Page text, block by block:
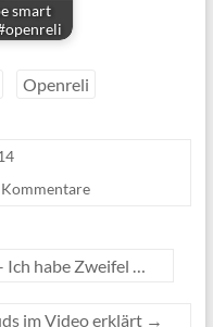
smart
Openreli
Ich habe Zweifel …
im Video erklärt →